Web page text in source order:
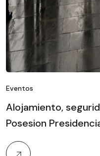
Eventos
Alojamiento,
Posesion